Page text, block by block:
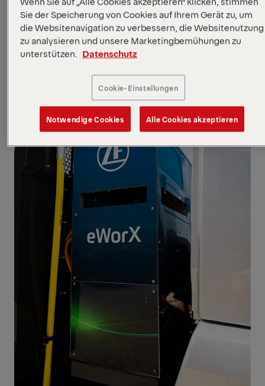
aufgebaut und eingesetzt werden kann.
Sie der Speicherung von Cookies auf Ihrem Gerät zu, um
die Websitenavigation zu verbessern, die Websitenutzung
zu analysieren und unsere Marketingbemühungen zu
unterstützen.
Datenschutz
Cookie-Einstellungen
Notwendige Cookies Alle Cookies akzeptieren